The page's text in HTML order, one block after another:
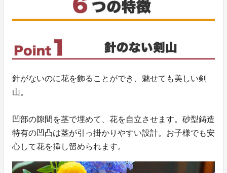
針がないのに花を飾ることができ、魅せても美しい剣
山。
凹部の隙間を茎で埋めて、花を自立させます。砂型鋳造
特有の凹凸は茎が引っ掛かりやすい設計。お子様でも安
心して花を挿し留められます。